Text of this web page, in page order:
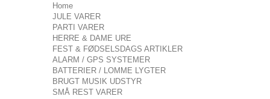
Home
JULE VARER
PARTI VARER
HERRE & DAME URE
FEST & FØDSELSDAGS ARTIKLER
ALARM / GPS SYSTEMER
BATTERIER / LOMME LYGTER
BRUGT MUSIK UDSTYR
SMÅ REST VARER